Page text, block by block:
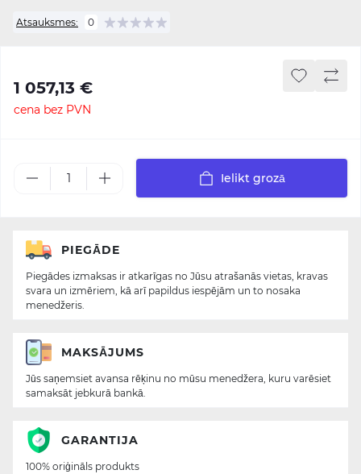
Atsauksmes: 0
1 057,13 €
cena bez PVN
Ielikt grozā
PIEGĀDE
Piegādes izmaksas ir atkarīgas no Jūsu atrašanās vietas, kravas
svara un izmēriem, kā arī papildus iespējām un to nosaka
menedžeris.
MAKSĀJUMS
Jūs saņemsiet avansa rēķinu no mūsu menedžera, kuru varēsiet
samaksāt jebkurā bankā.
GARANTIJA
100% oriģināls produkts